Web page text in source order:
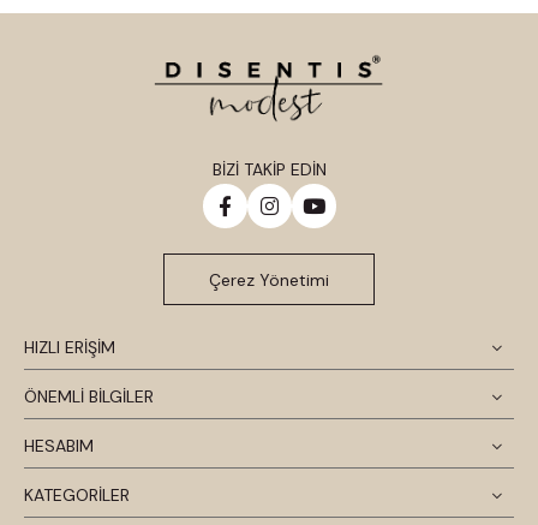
HIZLI ERİŞİM
ÖNEMLİ BİLGİLER
HESABIM
KATEGORİLER
BİZİ TAKİP EDİN
Çerez Yönetimi